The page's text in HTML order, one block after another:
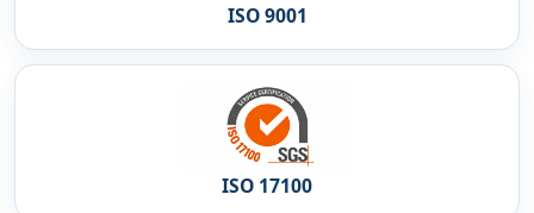
ISO 9001
ISO 17100